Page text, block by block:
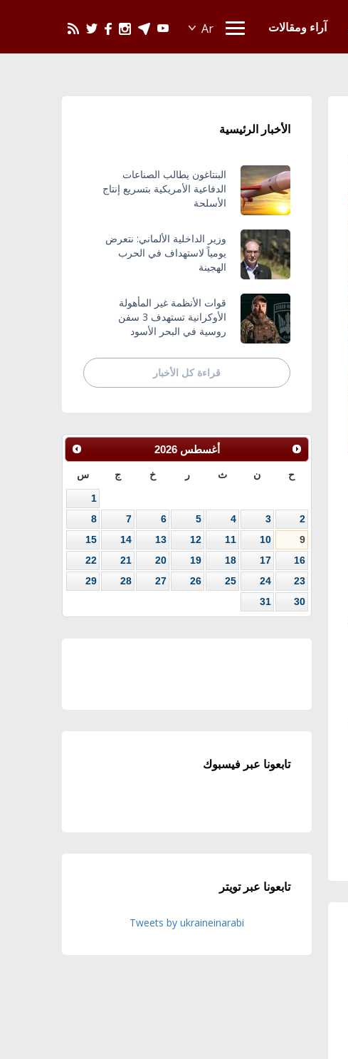
آراء ومقالات
الأخبار الرئيسية
البنتاغون يطالب الصناعات
الدفاعية الأمريكية بتسريع إنتاج
الأسلحة
وزير الداخلية الألماني: نتعرض
يومياً لاستهداف في الحرب
الهجينة
قوات الأنظمة غير المأهولة
الأوكرانية تستهدف 3 سفن
روسية في البحر الأسود
قراءة كل الأخبار
أغسطس 2026
ح ن ث ر خ ج س
1
2
3
4
5
6
7
8
9
10
11
12
13
14
15
16
17
18
19
20
21
22
23
24
25
26
27
28
29
30
31
تابعونا عبر فيسبوك
تابعونا عبر تويتر
Tweets by ukraineinarabi